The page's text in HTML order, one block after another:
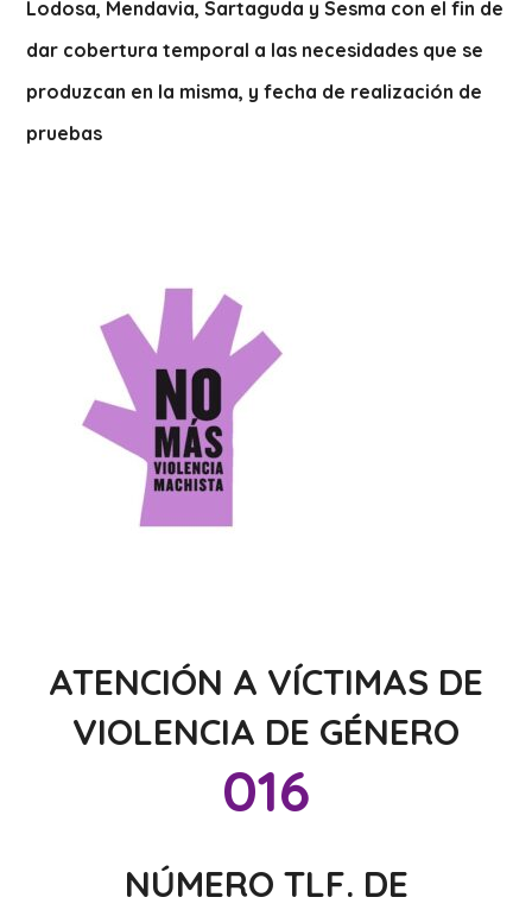
Lodosa, Mendavia, Sartaguda y Sesma con el fin de
dar cobertura temporal a las necesidades que se
produzcan en la misma, y fecha de realización de
pruebas
ATENCIÓN A VÍCTIMAS DE
VIOLENCIA DE GÉNERO
016
NÚMERO TLF. DE